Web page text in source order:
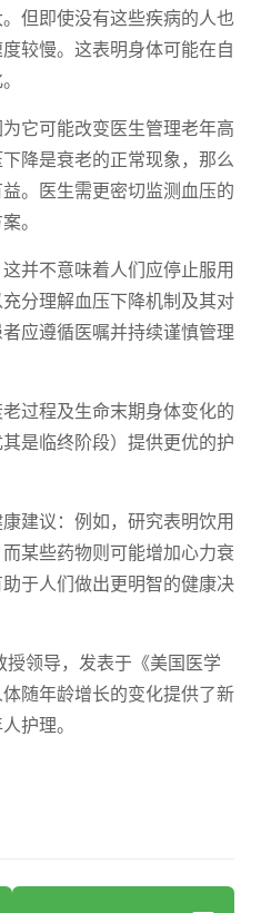
但即使没有这些疾病的人也
较慢。这表明身体可能在自
它可能改变医生管理老年高
降是衰老的正常现象，那么
。医生需更密切监测血压的
。
并不意味着人们应停止服用
分理解血压下降机制及其对
应遵循医嘱并持续谨慎管理
过程及生命末期身体变化的
是临终阶段）提供更优的护
建议：例如，研究表明饮用
某些药物则可能增加心力衰
于人们做出更明智的健康决
授领导，发表于《美国医学
随年龄增长的变化提供了新
护理。